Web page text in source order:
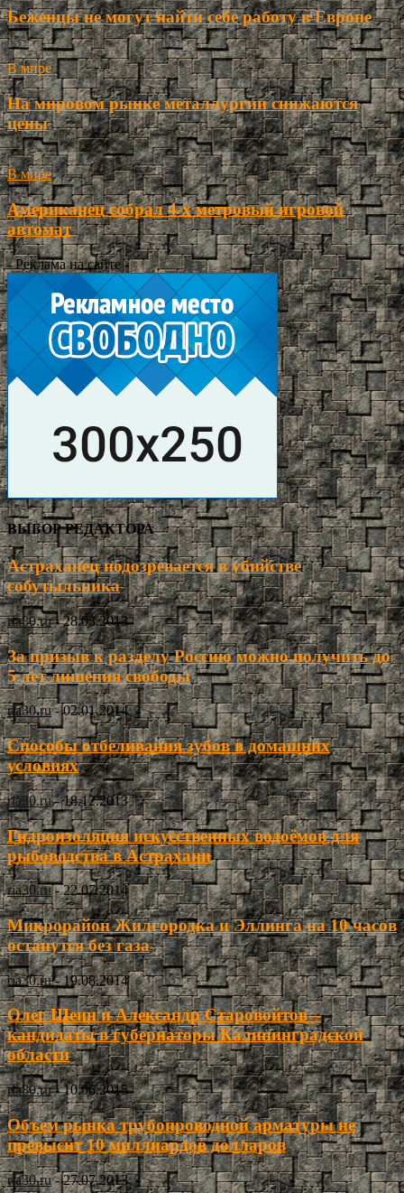
Беженцы не могут найти себе работу в Европе
В мире
На мировом рынке металлургии снижаются
цены
В мире
Американец собрал 4-х метровый игровой
автомат
- Реклама на сайте -
ВЫБОР РЕДАКТОРА
Астраханец подозревается в убийстве
собутыльника
ria30.ru - 28.03.2013
За призыв к разделу Россию можно получить до
5 лет лишения свободы
ria30.ru - 02.01.2014
Способы отбеливания зубов в домашних
условиях
ria30.ru - 18.12.2013
Гидроизоляция искусственных водоёмов для
рыбоводства в Астрахани
ria30.ru - 22.07.2014
Микрорайон Жилгородка и Эллинга на 10 часов
останутся без газа
ria30.ru - 19.08.2014
Олег Шеин и Александр Старовойтов –
кандидаты в губернаторы Калининградской
области
ria30.ru - 10.06.2015
Объем рынка трубопроводной арматуры не
превысит 10 миллиардов долларов
ria30.ru - 27.07.2013